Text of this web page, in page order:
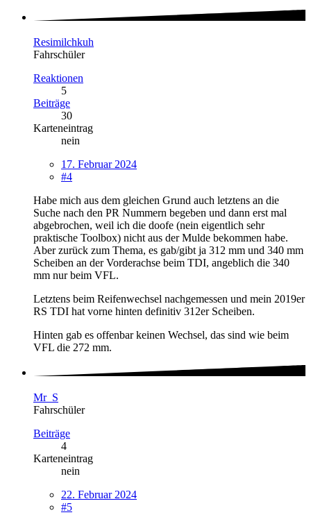
Resimilchkuh
Fahrschüler
Reaktionen
5
Beiträge
30
Karteneintrag
nein
17. Februar 2024
#4
Habe mich aus dem gleichen Grund auch letztens an die
Suche nach den PR Nummern begeben und dann erst mal
abgebrochen, weil ich die doofe (nein eigentlich sehr
praktische Toolbox) nicht aus der Mulde bekommen habe.
Aber zurück zum Thema, es gab/gibt ja 312 mm und 340 mm
Scheiben an der Vorderachse beim TDI, angeblich die 340
mm nur beim VFL.
Letztens beim Reifenwechsel nachgemessen und mein 2019er
RS TDI hat vorne hinten definitiv 312er Scheiben.
Hinten gab es offenbar keinen Wechsel, das sind wie beim
VFL die 272 mm.
Mr_S
Fahrschüler
Beiträge
4
Karteneintrag
nein
22. Februar 2024
#5